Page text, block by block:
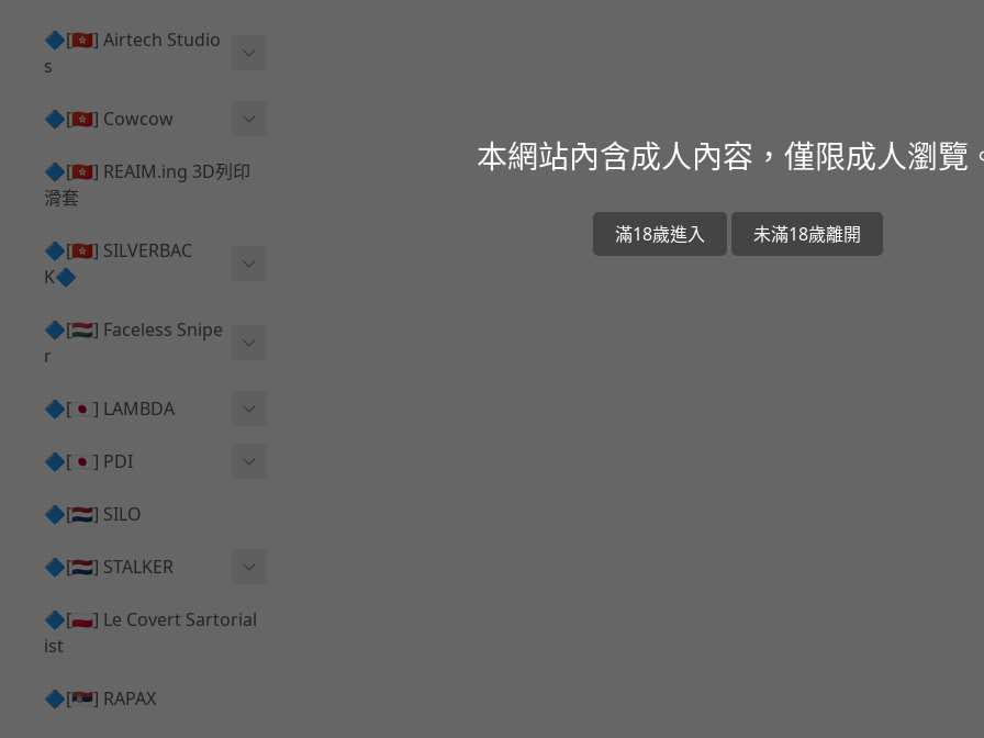
🔷[🇭🇰] Airtech Studio
s
VFC
G＆G
Krytac
KWA
Tokyo Marui
PROWIN
MAXX
SILVERBACK SRS
🔷[🇭🇰] Cowcow
TM Glock 系列
Action Army AAP01 系列
UMAREX VFC 系列
KWA⧸KSC系列
🔷[🇭🇰] REAIM.ing 3D列印
滑套
🔷[🇭🇰] SILVERBAC
K🔷
SRS ⧸ HTI 🟦 主體 ⧸ 彈匣
✅ 碳纖管 ⧸ 彈簧
TAC-41 👁️‍🗨️ 外觀 ⧸ 色彩
MDR-X 🟦 主體 ⧸ 彈匣
✅ 通用 ⧸ 精品
MDR-X 🔄 原廠 ⧸ 零件
🔷[🇭🇺] Faceless Snipe
r
Mk23 ⧸ SSX23
SRS ⧸ HTI ⧸ TAC-41
🔷[🇯🇵] LAMBDA
Lambda 05 GBB 精密內管
Lambda 03 AEG 精密內管
Lambda 05 AEG 精密內管
🔷[🇯🇵] PDI
01 精密內管
05 精密內管
08 精密內管
🔷[🇳🇱] SILO
🔷[🇳🇱] STALKER
Action Army AAP01 升級
套件
HOP膠皮 ⧸ 下壓塊
🔷[🇵🇱] Le Covert Sartorial
ist
🔷[🇷🇸] RAPAX
本網站內含成人內容，僅限成人瀏覽
滿18歲進入 未滿18歲離開